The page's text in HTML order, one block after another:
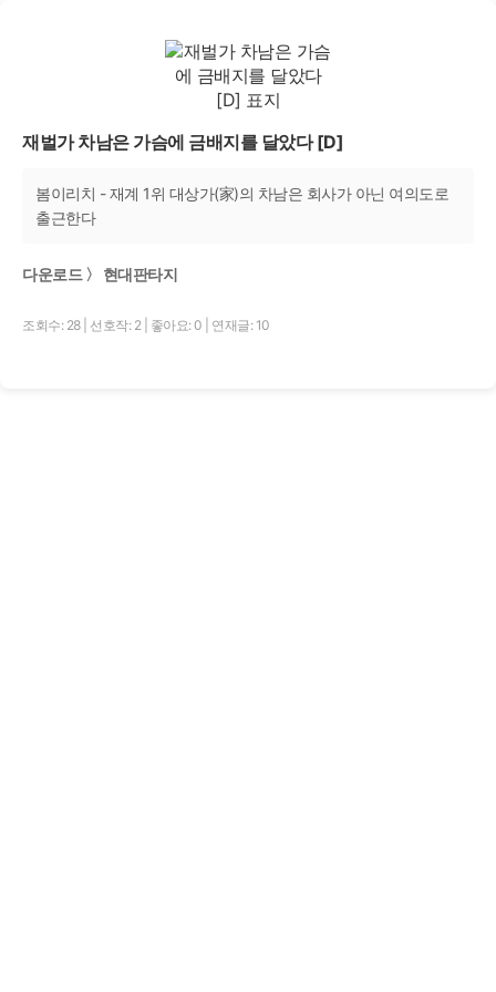
재벌가 차남은 가슴에 금배지를 달았다 [D]
봄이리치 - 재계 1위 대상가(家)의 차남은 회사가 아닌 여의도로
출근한다
다운로드 〉 현대판타지
조회수: 28 선호작: 2 좋아요: 0 연재글: 10